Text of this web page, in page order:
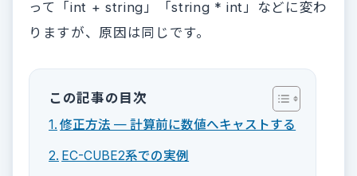
って「int + string」「string * int」などに変わ
りますが、原因は同じです。
この記事の目次
修正方法 — 計算前に数値へキャストする
EC-CUBE2系での実例